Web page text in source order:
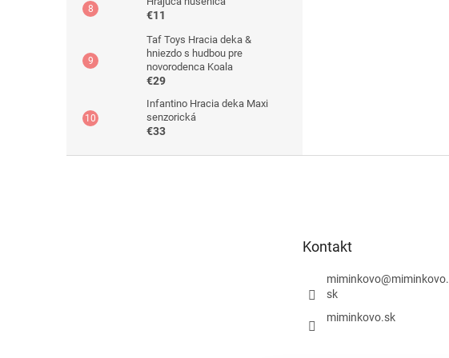
€11
Taf Toys Hracia deka &
hniezdo s hudbou pre
novorodenca Koala
€29
Infantino Hracia deka Maxi
senzorická
€33
Kontakt
miminkovo@miminkovo.
sk
miminkovo.sk